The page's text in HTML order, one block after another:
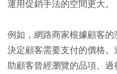
運用促銷手法的空間更大。
例如，網路商家根據顧客的
決定顧客需要支付的價格
助顧客曾經瀏覽的品項、過